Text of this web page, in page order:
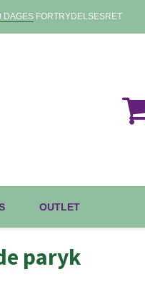
DAGESFORTRYDELSESRET
OUTLET
paryk